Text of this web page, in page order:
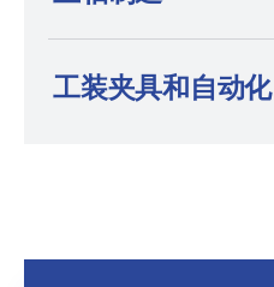
工装夹具和自动化